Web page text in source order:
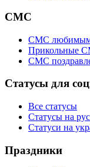
СМС
СМС
Прикольные
СМС
Статусы для
Все статусы
Статусы на
Статуси на
Праздники